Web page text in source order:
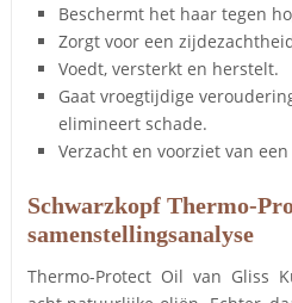
Beschermt het haar tegen
Zorgt voor een
Voedt, versterkt en herstelt.
Gaat vroegtijdige
elimineert schade.
Verzacht en voorziet van
Schwarzkopf Thermo-
samenstellingsanalyse
Thermo-Protect Oil van Gliss